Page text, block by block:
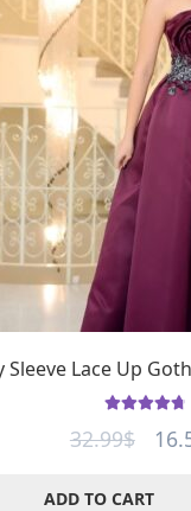
Lace Up
out of 5
32.99$
was:
ADD TO CART